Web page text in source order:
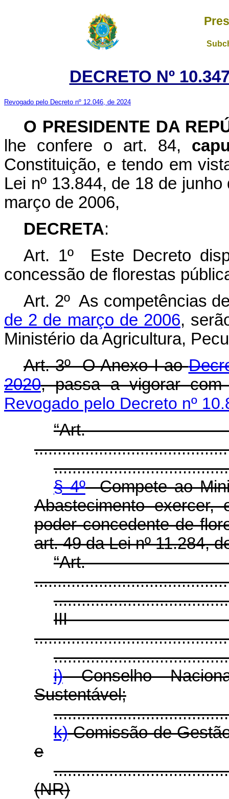
DECRETO Nº
Revogado pelo Decreto nº 12.046, de 2024
O PRESIDENTE DA
lhe confere o art. 84,
Constituição, e tendo em
Lei nº 13.844, de 18 de
março de 2006,
DECRETA:
Art. 1º Este Decreto
concessão de florestas
Art. 2º As competências
de 2 de março de 2006,
Ministério da Agricultura,
Art. 3º O Anexo I ao
2020, passa a vigorar com
Revogado pelo Decreto nº
§ 4ºCompete ao
Abastecimento
poder concedente de
art. 49 da Lei nº 11.284,
i)Conselho
Sustentável;
k)Comissão de
e
(NR)